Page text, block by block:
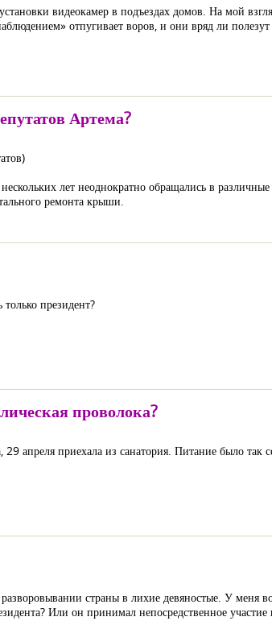
видеокамер в подъездах домов. На мой
отпугивает воров, и они вряд ли
Артема?
лет неоднократно обращались в
ремонта крыши.
президент?
проволока?
апреля приехала из санатория. Питание было так
страны в лихие девяностые. У
Или он принимал непосредственное участие